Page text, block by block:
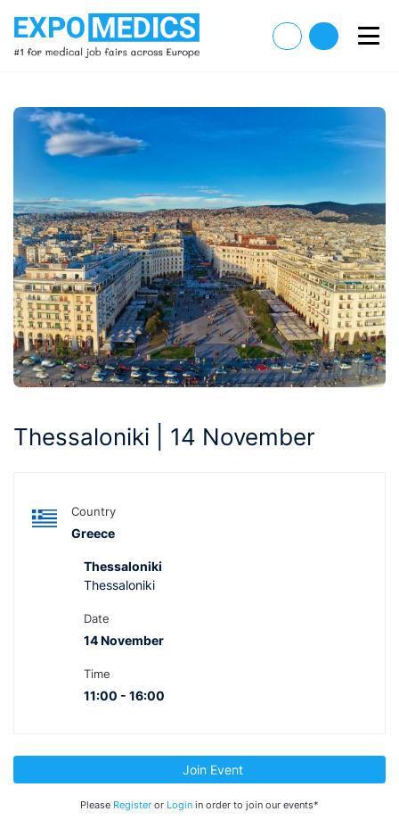
Thessaloniki | 14 November
Country
Greece
Thessaloniki
Thessaloniki
Date
14 November
Time
11:00 - 16:00
Join Event
Please Register or Login in order to join our events*